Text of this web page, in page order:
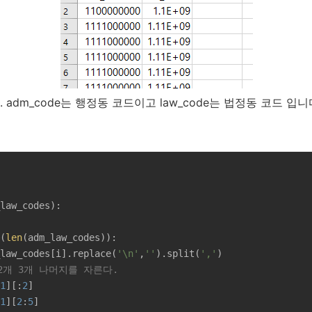
adm_code는 행정동 코드이고 law_code는 법정동 코드 입니
):
(len(adm_law_codes)):
'\n' , '' ).split( ',' )
3개 나머지를 자른다.
1][: 2]
1][2: 5]